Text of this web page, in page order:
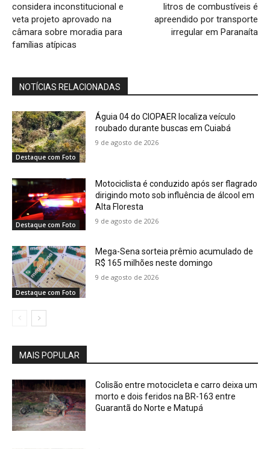
considera inconstitucional e
veta projeto aprovado na
câmara sobre moradia para
famílias atípicas
litros de combustíveis é
apreendido por transporte
irregular em Paranaíta
NOTÍCIAS RELACIONADAS
Destaque com Foto
Águia 04 do CIOPAER localiza veículo
roubado durante buscas em Cuiabá
9 de agosto de 2026
Destaque com Foto
Motociclista é conduzido após ser flagrado
dirigindo moto sob influência de álcool em
Alta Floresta
9 de agosto de 2026
Destaque com Foto
Mega-Sena sorteia prêmio acumulado de
R$ 165 milhões neste domingo
9 de agosto de 2026
MAIS POPULAR
Colisão entre motocicleta e carro deixa um
morto e dois feridos na BR-163 entre
Guarantã do Norte e Matupá